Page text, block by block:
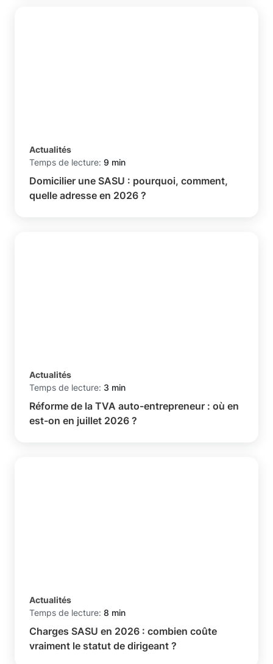
Actualités
Temps de lecture: 9 min
Domicilier une SASU : pourquoi, comment,
quelle adresse en 2026 ?
Actualités
Temps de lecture: 3 min
Réforme de la TVA auto-entrepreneur : où en
est-on en juillet 2026 ?
Actualités
Temps de lecture: 8 min
Charges SASU en 2026 : combien coûte
vraiment le statut de dirigeant ?